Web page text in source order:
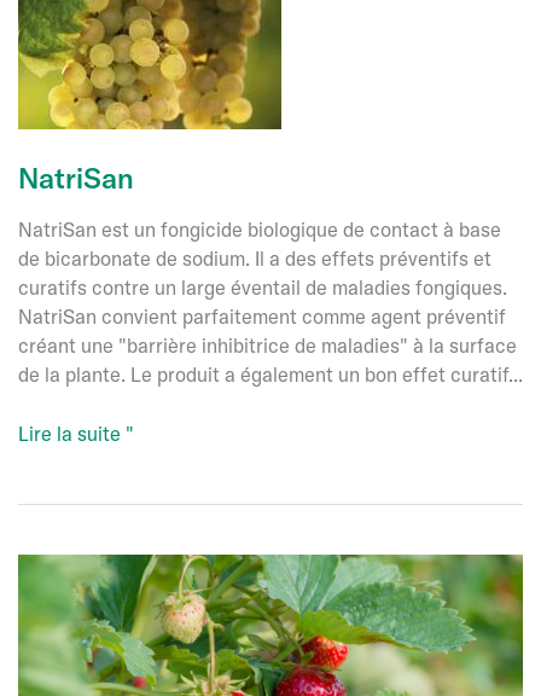
NatriSan
NatriSan est un fongicide biologique de contact à base
de bicarbonate de sodium. Il a des effets préventifs et
curatifs contre un large éventail de maladies fongiques.
NatriSan convient parfaitement comme agent préventif
créant une "barrière inhibitrice de maladies" à la surface
de la plante. Le produit a également un bon effet curatif...
NatriSan
Lire la suite "